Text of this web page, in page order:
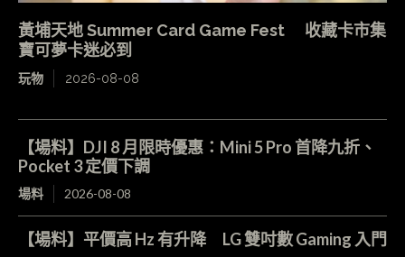
黃埔天地 Summer Card Game Fest 收藏卡市集
寶可夢卡迷必到
玩物 2026-08-08
【場料】DJI 8 月限時優惠：Mini 5 Pro 首降九折、
Pocket 3 定價下調
場料 2026-08-08
【場料】平價高 Hz 有升降 LG 雙吋數 Gaming 入門